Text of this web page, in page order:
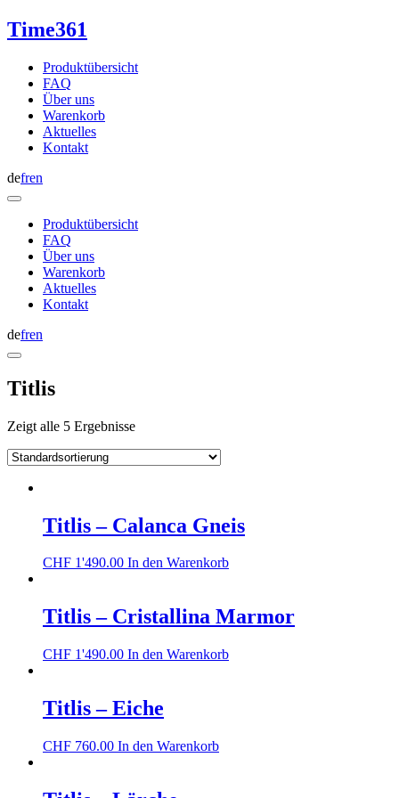
Time361
Produktübersicht
FAQ
Über uns
Warenkorb
Aktuelles
Kontakt
defren
Produktübersicht
FAQ
Über uns
Warenkorb
Aktuelles
Kontakt
defren
Titlis
Zeigt alle 5 Ergebnisse
Titlis – Calanca Gneis
CHF 1'490.00 In den Warenkorb
Titlis – Cristallina Marmor
CHF 1'490.00 In den Warenkorb
Titlis – Eiche
CHF 760.00 In den Warenkorb